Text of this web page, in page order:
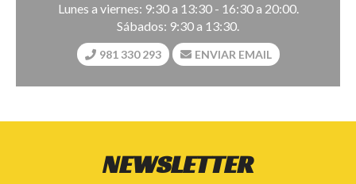
Lunes a viernes: 9:30 a 13:30 - 16:30 a 20:00.
Sábados: 9:30 a 13:30.
981 330 293 ENVIAR EMAIL
NEWSLETTER